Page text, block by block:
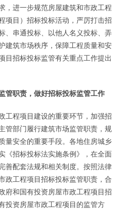
，进一步规范房屋建筑和市政工程
项目）招标投标活动，严厉打击招
、串通投标、以他人名义投标、弄
建筑市场秩序，保障工程质量和安
目招标投标监管有关重点工作提出
管职责，做好招标投标监管工作
程项目建设的重要环节，加强招
管部门履行建筑市场监管职责，规
量安全的重要手段。各地住房城乡
《招标投标法实施条例》，在全面
善配套法规和相关制度。按照法律
政工程项目招标投标监管职责，合
府和国有投资房屋市政工程项目招
投资房屋市政工程项目的监管方